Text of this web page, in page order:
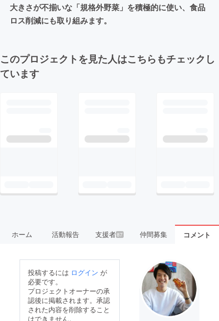
大きさが不揃いな「規格外野菜」を積極的に使い、食品
ロス削減にも取り組みます。
このプロジェクトを見た人はこちらもチェックし
ています
ホーム 活動報告 支援者87 仲間募集 コメント
投稿するには ログイン が
必要です。
プロジェクトオーナーの承
認後に掲載されます。承認
された内容を削除すること
はできません。